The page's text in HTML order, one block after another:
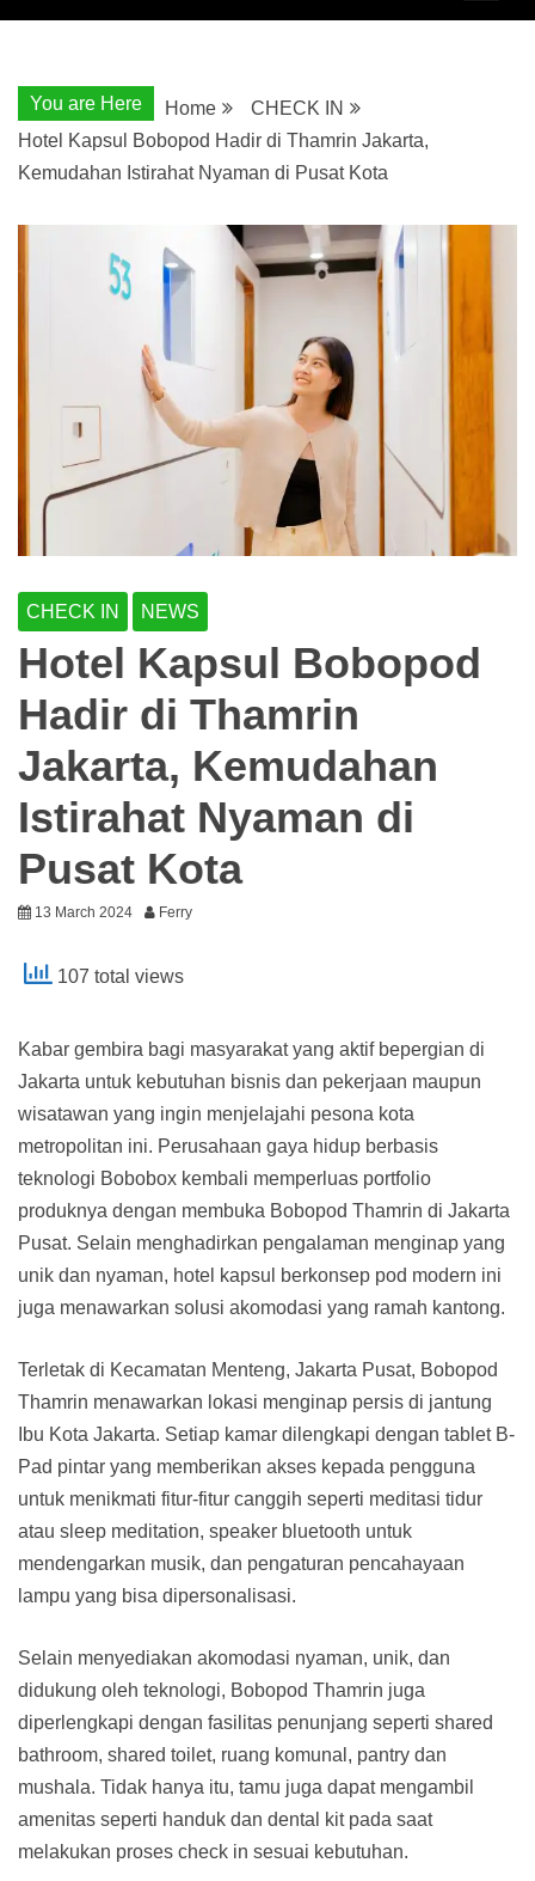
You are Here Home
CHECK IN
Hotel Kapsul Bobopod Hadir di Thamrin Jakarta,
Kemudahan Istirahat Nyaman di Pusat Kota
CHECK IN NEWS
Hotel Kapsul Bobopod
Hadir di Thamrin
Jakarta, Kemudahan
Istirahat Nyaman di
Pusat Kota
13 March 2024 Ferry
107 total views
Kabar gembira bagi masyarakat yang aktif bepergian di
Jakarta untuk kebutuhan bisnis dan pekerjaan maupun
wisatawan yang ingin menjelajahi pesona kota
metropolitan ini. Perusahaan gaya hidup berbasis
teknologi Bobobox kembali memperluas portfolio
produknya dengan membuka Bobopod Thamrin di Jakarta
Pusat. Selain menghadirkan pengalaman menginap yang
unik dan nyaman, hotel kapsul berkonsep pod modern ini
juga menawarkan solusi akomodasi yang ramah kantong.
Terletak di Kecamatan Menteng, Jakarta Pusat, Bobopod
Thamrin menawarkan lokasi menginap persis di jantung
Ibu Kota Jakarta. Setiap kamar dilengkapi dengan tablet B-
Pad pintar yang memberikan akses kepada pengguna
untuk menikmati fitur-fitur canggih seperti meditasi tidur
atau sleep meditation, speaker bluetooth untuk
mendengarkan musik, dan pengaturan pencahayaan
lampu yang bisa dipersonalisasi.
Selain menyediakan akomodasi nyaman, unik, dan
didukung oleh teknologi, Bobopod Thamrin juga
diperlengkapi dengan fasilitas penunjang seperti shared
bathroom, shared toilet, ruang komunal, pantry dan
mushala. Tidak hanya itu, tamu juga dapat mengambil
amenitas seperti handuk dan dental kit pada saat
melakukan proses check in sesuai kebutuhan.